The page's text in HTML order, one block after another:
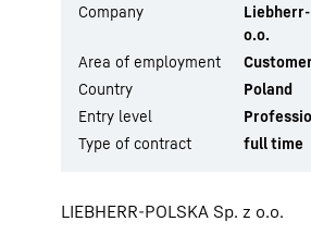
LIEBHERR-POLSKA Sp. z o.o.
Company
o.o.
Area of employment
Country
Poland
Entry level
Type of contract
full time